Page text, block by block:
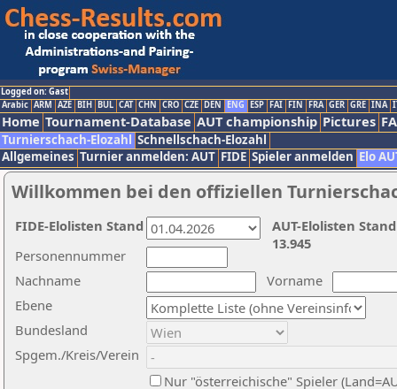
Logged on: Gast
Arabic ARM AZE BIH BUL CAT CHN CRO CZE DEN ENG ESP FAI FIN FRA GER GRE INA
Home Tournament-Database AUT championship Pictures
Turnierschach-Elozahl Schnellschach-Elozahl
Allgemeines Turnier anmelden: AUT FIDE Spieler anmelden Elo
Willkommen bei den offiziellen
Nachname
Vorname
Ebene
Personennummer
Bundesland
Spgem./Kreis/Verein
Nur "österreichische" Spieler
AUT-Elolisten
13.945
FIDE-Elolisten Stand